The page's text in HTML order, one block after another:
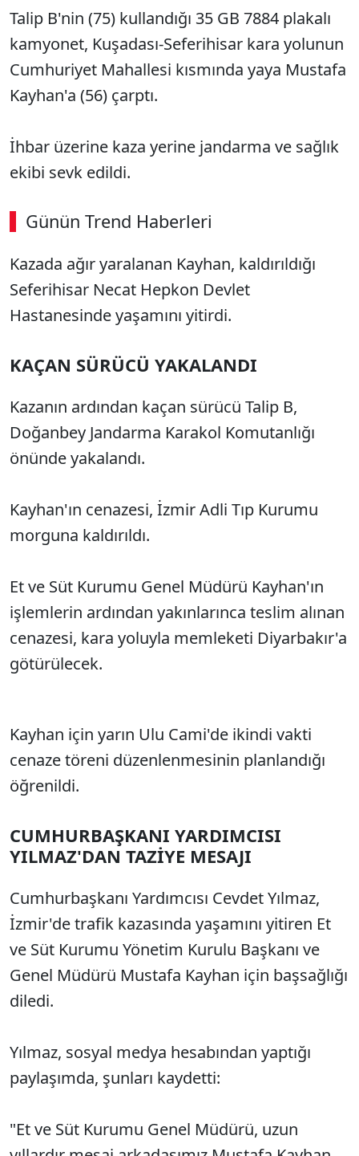
Talip B'nin (75) kullandığı 35 GB 7884 plakalı
kamyonet, Kuşadası-Seferihisar kara yolunun
Cumhuriyet Mahallesi kısmında yaya Mustafa
Kayhan'a (56) çarptı.
İhbar üzerine kaza yerine jandarma ve sağlık
ekibi sevk edildi.
Günün Trend Haberleri
00:02 / 02:14
Sesi Aç
Kazada ağır yaralanan Kayhan, kaldırıldığı
Seferihisar Necat Hepkon Devlet
Hastanesinde yaşamını yitirdi.
KAÇAN SÜRÜCÜ YAKALANDI
Kazanın ardından kaçan sürücü Talip B,
Doğanbey Jandarma Karakol Komutanlığı
önünde yakalandı.
Kayhan'ın cenazesi, İzmir Adli Tıp Kurumu
morguna kaldırıldı.
Et ve Süt Kurumu Genel Müdürü Kayhan'ın
işlemlerin ardından yakınlarınca teslim alınan
cenazesi, kara yoluyla memleketi Diyarbakır'a
götürülecek.
Kayhan için yarın Ulu Cami'de ikindi vakti
cenaze töreni düzenlenmesinin planlandığı
öğrenildi.
CUMHURBAŞKANI YARDIMCISI
YILMAZ'DAN TAZİYE MESAJI
Cumhurbaşkanı Yardımcısı Cevdet Yılmaz,
İzmir'de trafik kazasında yaşamını yitiren Et
ve Süt Kurumu Yönetim Kurulu Başkanı ve
Genel Müdürü Mustafa Kayhan için başsağlığı
diledi.
Yılmaz, sosyal medya hesabından yaptığı
paylaşımda, şunları kaydetti:
"Et ve Süt Kurumu Genel Müdürü, uzun